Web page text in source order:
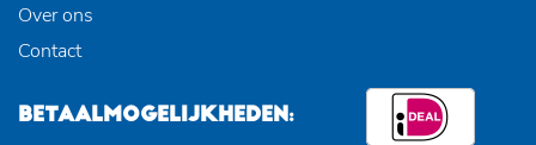
Over ons
Contact
BETAALMOGELIJKHEDEN: